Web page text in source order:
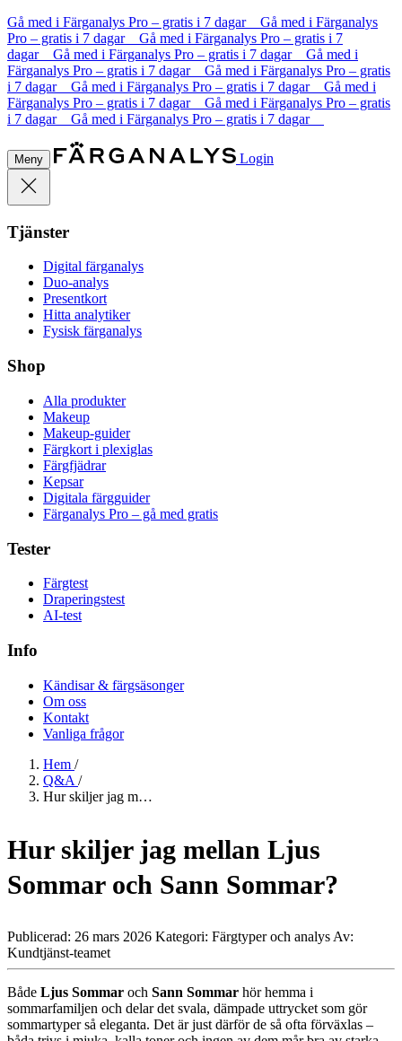
Gå med i Färganalys Pro – gratis i 7 dagar Gå med i Färganalys
Pro – gratis i 7 dagar Gå med i Färganalys Pro – gratis i 7
dagar Gå med i Färganalys Pro – gratis i 7 dagar Gå med i
Färganalys Pro – gratis i 7 dagar Gå med i Färganalys Pro – gratis
i 7 dagar Gå med i Färganalys Pro – gratis i 7 dagar Gå med i
Färganalys Pro – gratis i 7 dagar Gå med i Färganalys Pro – gratis
i 7 dagar Gå med i Färganalys Pro – gratis i 7 dagar
Meny Login
Tjänster
Digital färganalys
Duo-analys
Presentkort
Hitta analytiker
Fysisk färganalys
Shop
Alla produkter
Makeup
Makeup-guider
Färgkort i plexiglas
Färgfjädrar
Kepsar
Digitala färgguider
Färganalys Pro – gå med gratis
Tester
Färgtest
Draperingstest
AI-test
Info
Kändisar & färgsäsonger
Om oss
Kontakt
Vanliga frågor
Hem /
Q&A /
Hur skiljer jag m…
Hur skiljer jag mellan Ljus
Sommar och Sann Sommar?
Publicerad: 26 mars 2026 Kategori: Färgtyper och analys Av:
Kundtjänst-teamet
Både Ljus Sommar och Sann Sommar hör hemma i
sommarfamiljen och delar det svala, dämpade uttrycket som gör
sommartyper så eleganta. Det är just därför de så ofta förväxlas –